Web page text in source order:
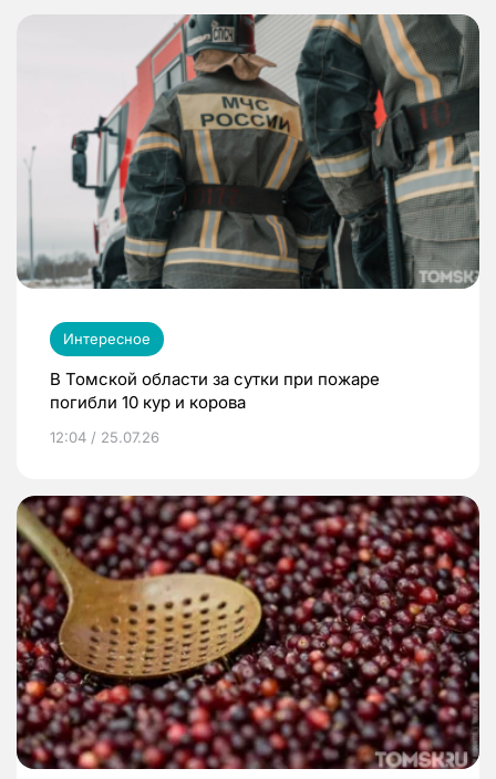
Интересное
В Томской области за сутки при пожаре
погибли 10 кур и корова
12:04 / 25.07.26